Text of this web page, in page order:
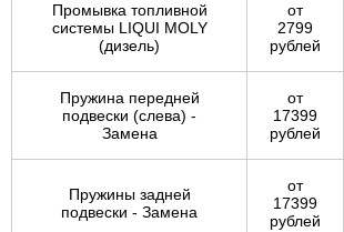
Промывка топливной
системы LIQUI MOLY
(дизель)
от
2799
рублей
Пружина передней
подвески (слева) -
Замена
от
17399
рублей
Пружины задней
подвески - Замена
от
17399
рублей